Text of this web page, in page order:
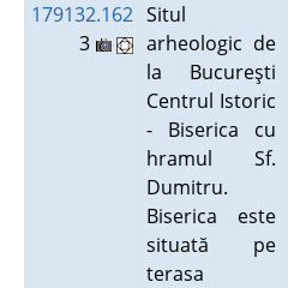
179132.162
3
Situl
arheologic de
la Bucureşti
Centrul Istoric
- Biserica cu
hramul Sf.
Dumitru.
Biserica este
situată pe
terasa